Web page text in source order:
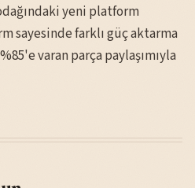
yeni platform
sayesinde farklı güç aktarma
varan parça paylaşımıyla